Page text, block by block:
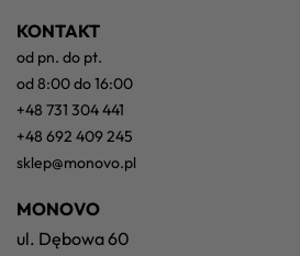
MONOVO
ul. Dębowa 60
KONTAKT
od pn. do pt.
od 8:00 do 16:00
+48 731 304 441
+48 692 409 245
sklep@monovo.pl